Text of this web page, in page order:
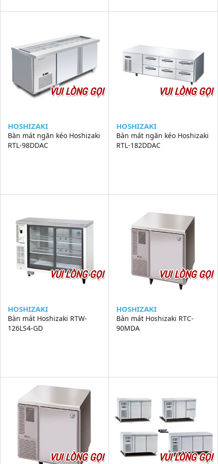
VUI LÒNG GỌI
HOSHIZAKI
Bàn mát ngăn kéo Hoshizaki
RTL-98DDAC
VUI LÒNG GỌI
HOSHIZAKI
Bàn mát ngăn kéo Hoshizaki
RTL-182DDAC
VUI LÒNG GỌI
HOSHIZAKI
Bàn mát Hoshizaki RTW-
126LS4-GD
VUI LÒNG GỌI
HOSHIZAKI
Bàn mát Hoshizaki RTC-
90MDA
VUI LÒNG GỌI VUI LÒNG GỌI